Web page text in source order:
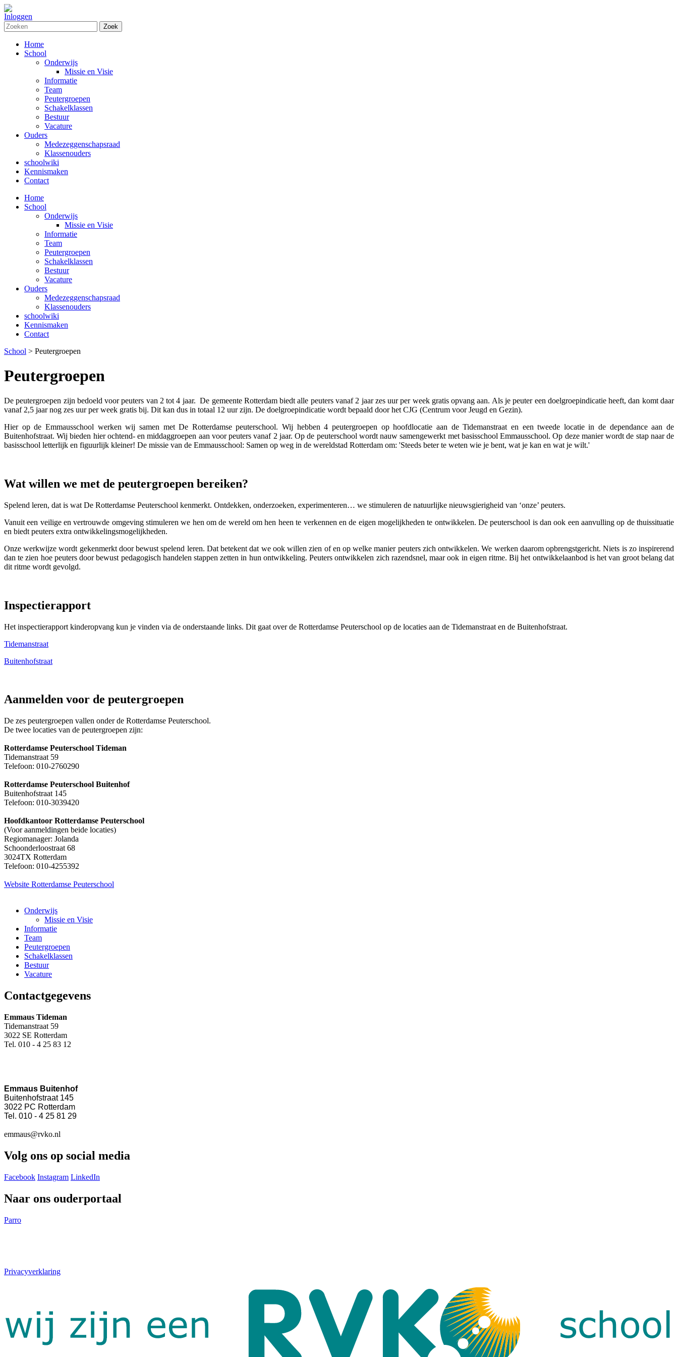
Inloggen
Zoek
Home
School
Onderwijs
Missie en Visie
Informatie
Team
Peutergroepen
Schakelklassen
Bestuur
Vacature
Ouders
Medezeggenschapsraad
Klassenouders
schoolwiki
Kennismaken
Contact
Home
School
Onderwijs
Missie en Visie
Informatie
Team
Peutergroepen
Schakelklassen
Bestuur
Vacature
Ouders
Medezeggenschapsraad
Klassenouders
schoolwiki
Kennismaken
Contact
School > Peutergroepen
Peutergroepen
De peutergroepen zijn bedoeld voor peuters van 2 tot 4 jaar. De gemeente Rotterdam biedt alle peuters vanaf 2 jaar zes uur per week gratis opvang aan. Als je peuter een doelgroepindicatie heeft, dan komt daar
vanaf 2,5 jaar nog zes uur per week gratis bij. Dit kan dus in totaal 12 uur zijn. De doelgroepindicatie wordt bepaald door het CJG (Centrum voor Jeugd en Gezin).
Hier op de Emmausschool werken wij samen met De Rotterdamse peuterschool. Wij hebben 4 peutergroepen op hoofdlocatie aan de Tidemanstraat en een tweede locatie in de dependance aan de
Buitenhofstraat. Wij bieden hier ochtend- en middaggroepen aan voor peuters vanaf 2 jaar. Op de peuterschool wordt nauw samengewerkt met basisschool Emmausschool. Op deze manier wordt de stap naar de
basisschool letterlijk en figuurlijk kleiner! De missie van de Emmausschool: Samen op weg in de wereldstad Rotterdam om: 'Steeds beter te weten wie je bent, wat je kan en wat je wilt.'
Wat willen we met de peutergroepen bereiken?
Spelend leren, dat is wat De Rotterdamse Peuterschool kenmerkt. Ontdekken, onderzoeken, experimenteren… we stimuleren de natuurlijke nieuwsgierigheid van ‘onze’ peuters.
Vanuit een veilige en vertrouwde omgeving stimuleren we hen om de wereld om hen heen te verkennen en de eigen mogelijkheden te ontwikkelen. De peuterschool is dan ook een aanvulling op de thuissituatie
en biedt peuters extra ontwikkelingsmogelijkheden.
Onze werkwijze wordt gekenmerkt door bewust spelend leren. Dat betekent dat we ook willen zien of en op welke manier peuters zich ontwikkelen. We werken daarom opbrengstgericht. Niets is zo inspirerend
dan te zien hoe peuters door bewust pedagogisch handelen stappen zetten in hun ontwikkeling. Peuters ontwikkelen zich razendsnel, maar ook in eigen ritme. Bij het ontwikkelaanbod is het van groot belang dat
dit ritme wordt gevolgd.
Inspectierapport
Het inspectierapport kinderopvang kun je vinden via de onderstaande links. Dit gaat over de Rotterdamse Peuterschool op de locaties aan de Tidemanstraat en de Buitenhofstraat.
Tidemanstraat
Buitenhofstraat
Aanmelden voor de peutergroepen
De zes peutergroepen vallen onder de Rotterdamse Peuterschool.
De twee locaties van de peutergroepen zijn:
Rotterdamse Peuterschool Tideman
Tidemanstraat 59
Telefoon: 010-2760290
Rotterdamse Peuterschool Buitenhof
Buitenhofstraat 145
Telefoon: 010-3039420
Hoofdkantoor Rotterdamse Peuterschool
(Voor aanmeldingen beide locaties)
Regiomanager: Jolanda
Schoonderloostraat 68
3024TX Rotterdam
Telefoon: 010-4255392
Website Rotterdamse Peuterschool
Onderwijs
Missie en Visie
Informatie
Team
Peutergroepen
Schakelklassen
Bestuur
Vacature
Contactgegevens
Emmaus Tideman
Tidemanstraat 59
3022 SE Rotterdam
Tel. 010 - 4 25 83 12
Emmaus Buitenhof
Buitenhofstraat 145
3022 PC Rotterdam
Tel. 010 - 4 25 81 29
emmaus@rvko.nl
Volg ons op social media
Facebook Instagram LinkedIn
Naar ons ouderportaal
Parro
Privacyverklaring